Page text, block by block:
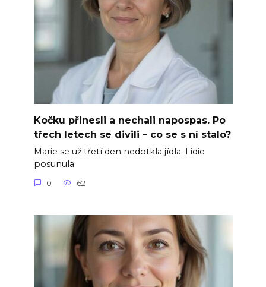
Kočku přinesli a nechali napospas. Po
třech letech se divili – co se s ní stalo?
Marie se už třetí den nedotkla jídla. Lidie
posunula
0 62